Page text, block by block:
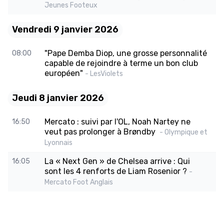
Jeunes Footeux
Vendredi 9 janvier 2026
08:00
"Pape Demba Diop, une grosse personnalité
capable de rejoindre à terme un bon club
européen" - LesViolets
Jeudi 8 janvier 2026
16:50
Mercato : suivi par l'OL, Noah Nartey ne
veut pas prolonger à Brøndby - Olympique et
Lyonnais
16:05
La « Next Gen » de Chelsea arrive : Qui
sont les 4 renforts de Liam Rosenior ? -
Mercato Foot Anglais